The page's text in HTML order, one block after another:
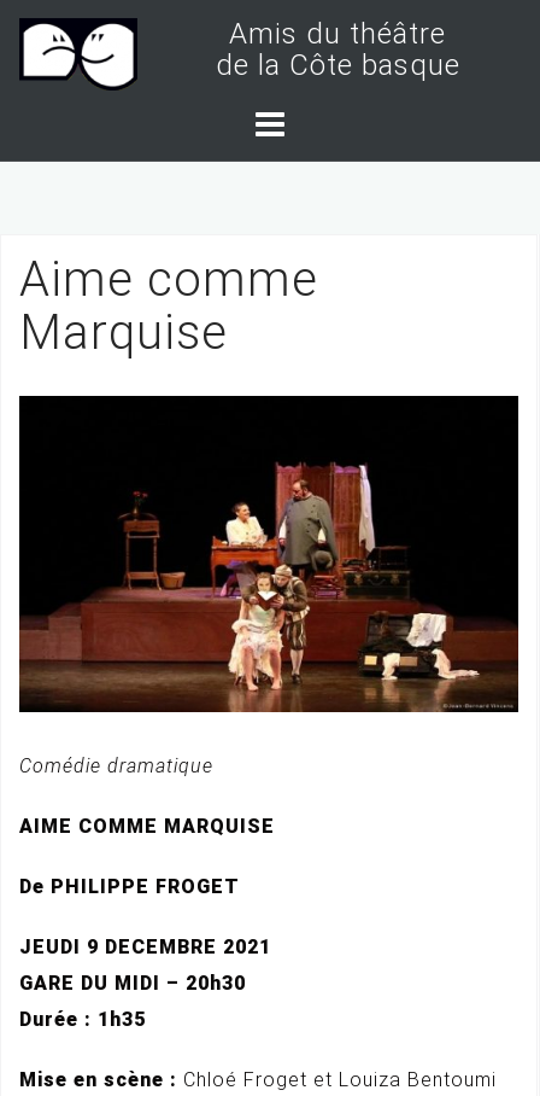
t
Amis du théâtre
de la Côte basque
Aime comme
Marquise
Comédie dramatique
AIME COMME MARQUISE
De PHILIPPE FROGET
JEUDI 9 DECEMBRE 2021
GARE DU MIDI – 20h30
Durée : 1h35
Mise en scène : Chloé Froget et Louiza Bentoumi